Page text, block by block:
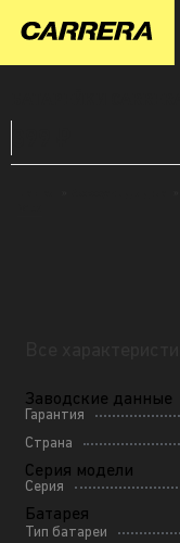
Заводские данные
Гарантия
Страна
Серия модели
Серия
Батарея
Тип батареи